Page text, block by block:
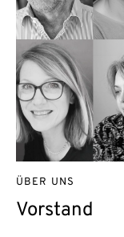
Vorstand
ÜBER UNS